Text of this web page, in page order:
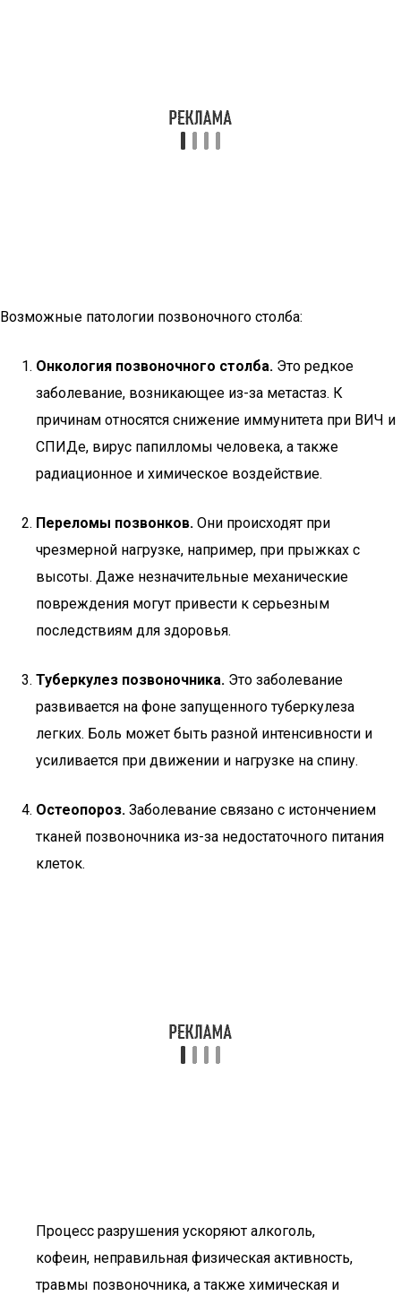
Возможные патологии позвоночного столба:
Онкология позвоночного столба. Это редкое
заболевание, возникающее из-за метастаз. К
причинам относятся снижение иммунитета при ВИЧ и
СПИДе, вирус папилломы человека, а также
радиационное и химическое воздействие.
Переломы позвонков. Они происходят при
чрезмерной нагрузке, например, при прыжках с
высоты. Даже незначительные механические
повреждения могут привести к серьезным
последствиям для здоровья.
Туберкулез позвоночника. Это заболевание
развивается на фоне запущенного туберкулеза
легких. Боль может быть разной интенсивности и
усиливается при движении и нагрузке на спину.
Остеопороз. Заболевание связано с истончением
тканей позвоночника из-за недостаточного питания
клеток.
Процесс разрушения ускоряют алкоголь,
кофеин, неправильная физическая активность,
травмы позвоночника, а также химическая и